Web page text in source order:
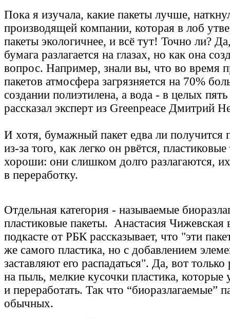
Пока я изучала, какие пакеты лучше,
производящей компании, которая в лоб
пакеты экологичнее, и всё тут! Точно ли?
бумага разлагается на глазах, но как она
вопрос. Например, знали вы, что во время
пакетов атмосфера загрязняется на 70%
создании полиэтилена, а вода - в целых
рассказал эксперт из Greenpeace Дмитрий
И хотя, бумажный пакет едва ли получится
из-за того, как легко он рвётся,
хороши: они слишком долго разлагаются, их
в переработку.
Отдельная категория - называемые
пластиковые пакеты. Анастасия Чижевская
подкасте от РБК рассказывает, что "эти
же самого пластика, но с добавлением
заставляют его распадаться". Да, вот
на пыль, мелкие кусочки пластика, которые
и переработать. Так что “биоразлагаемые”
обычных.